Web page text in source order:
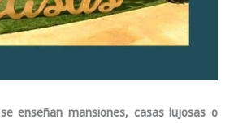
se enseñan mansiones, casas lujosas o